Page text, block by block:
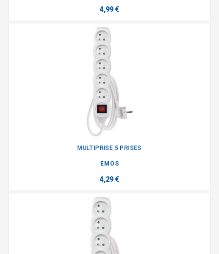
4,99 €
MULTIPRISE 5 PRISES
EMOS
4,29 €